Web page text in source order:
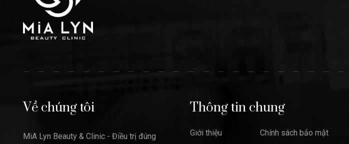
Về chúng tôi
MiA Lyn Beauty & Clinic - Điều trị đúng
Thông tin chung
Giới thiệu Chính sách bảo mật